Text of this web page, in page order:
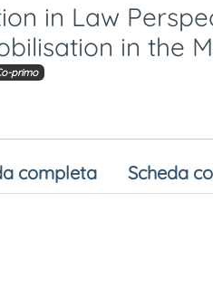
in Law
in the
primo
completa Scheda